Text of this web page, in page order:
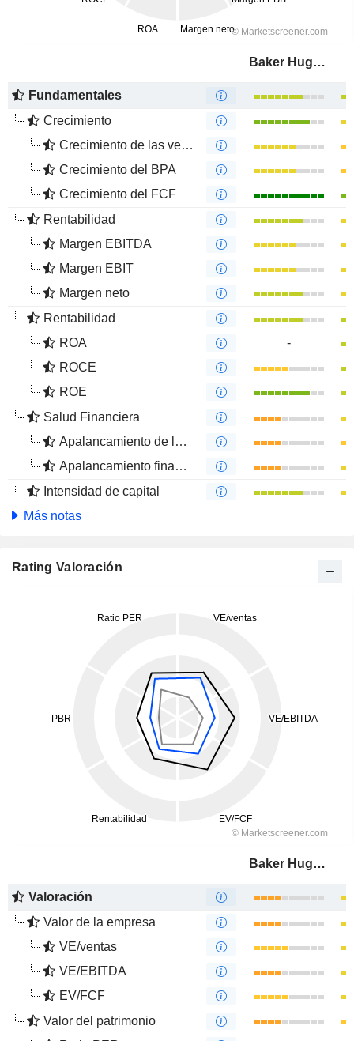
Baker Hughes Company
Fundamentales
Crecimiento
Crecimiento de las ventas
Crecimiento del BPA
Crecimiento del FCF
Rentabilidad
Margen EBITDA
Margen EBIT
Margen neto
Rentabilidad
ROA
-
ROCE
ROE
Salud Financiera
Apalancamiento de la deuda
Apalancamiento financiero
Intensidad de capital
Más notas
Rating Valoración
Baker Hughes Company
Valoración
Valor de la empresa
VE/ventas
VE/EBITDA
EV/FCF
Valor del patrimonio